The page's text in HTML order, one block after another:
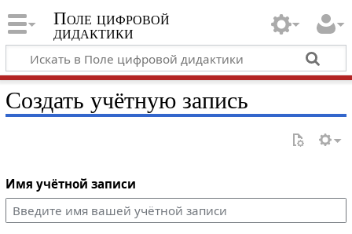
Поле цифровой
дидактики
Создать учётную запись
Имя учётной записи